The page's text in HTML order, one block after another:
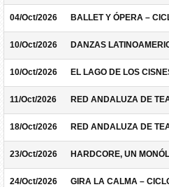
04/Oct/2026 BALLET Y ÓPERA –
10/Oct/2026 DANZAS
10/Oct/2026 EL LAGO DE LOS
11/Oct/2026 RED ANDALUZA DE
18/Oct/2026 RED ANDALUZA DE
23/Oct/2026 HARDCORE, UN
24/Oct/2026 GIRA LA CALMA –